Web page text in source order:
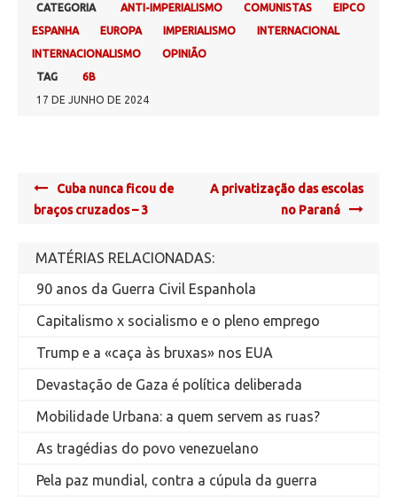
CATEGORIA ANTI-IMPERIALISMO COMUNISTAS
EIPCO
ESPANHA
EUROPA IMPERIALISMO
INTERNACIONAL
INTERNACIONALISMO
OPINIÃO
TAG
6B
17 DE JUNHO DE 2024
Post
navigation
Cuba nunca ficou de
braços cruzados – 3
A privatização das escolas
no Paraná
MATÉRIAS RELACIONADAS:
90 anos da Guerra Civil Espanhola
Capitalismo x socialismo e o pleno emprego
Trump e a «caça às bruxas» nos EUA
Devastação de Gaza é política deliberada
Mobilidade Urbana: a quem servem as ruas?
As tragédias do povo venezuelano
Pela paz mundial, contra a cúpula da guerra